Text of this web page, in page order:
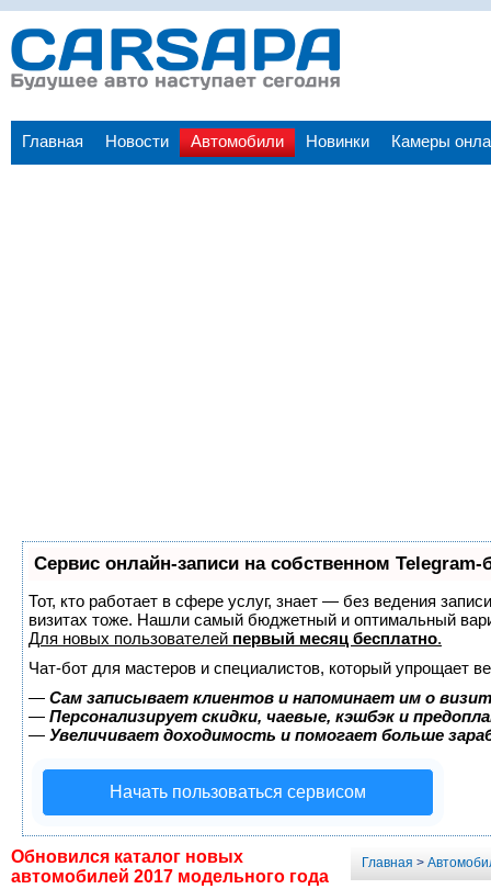
Главная Новости Автомобили Новинки Камеры
Сервис онлайн-записи на собственном Telegram-
Тот, кто работает в сфере услуг, знает — без ведения
визитах тоже. Нашли самый бюджетный и оптимальный
Для новых пользователей первый месяц бесплатно.
Чат-бот для мастеров и специалистов, который упрощает
— Сам записывает клиентов и напоминает им о
— Персонализирует скидки, чаевые, кэшбэк и
— Увеличивает доходимость и помогает больше
Начать пользоваться сервисом
Обновился каталог новых
автомобилей 2017 модельного года
Главная >